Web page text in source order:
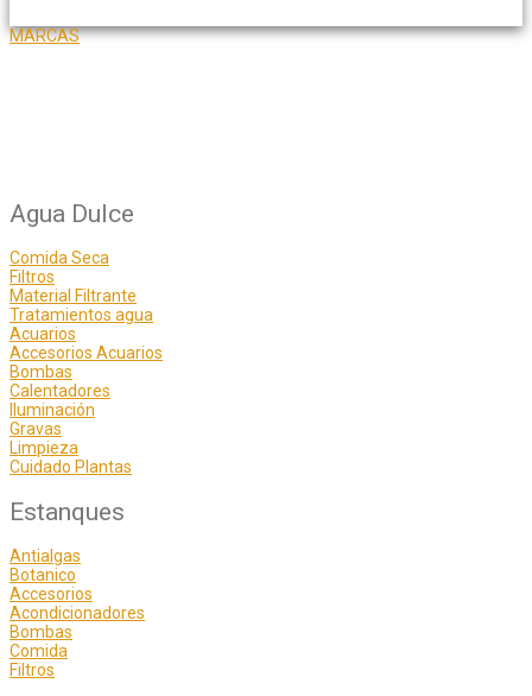
MARCAS
Agua Dulce
Comida Seca
Filtros
Material Filtrante
Tratamientos agua
Acuarios
Accesorios Acuarios
Bombas
Calentadores
Iluminación
Gravas
Limpieza
Cuidado Plantas
Estanques
Antialgas
Botanico
Accesorios
Acondicionadores
Bombas
Comida
Filtros